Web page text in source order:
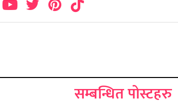
सम्बन्धित पोस्टहरु